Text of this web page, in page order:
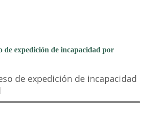
de expedición de incapacidad por
de expedición de incapacidad